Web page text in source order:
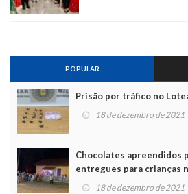
POPULAR
Prisão por tráfico no
18 de dezembro de 2021
Chocolates apreendidos
entregues para crianças
Noel 18 de dezembro de 2021